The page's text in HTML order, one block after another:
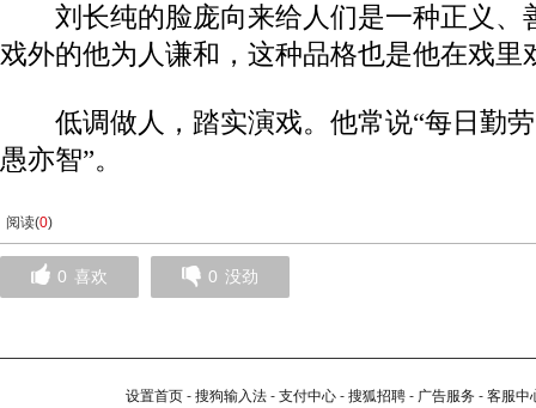
刘长纯的脸庞向来给人们是一种正义、
戏外的他为人谦和，这种品格也是他在戏里
低调做人，踏实演戏。他常说“每日勤劳
愚亦智”。
阅读(0)
0 喜欢 0 没劲
设置首页 - 搜狗输入法 - 支付中心 - 搜狐招聘 - 广告服务 - 客服中